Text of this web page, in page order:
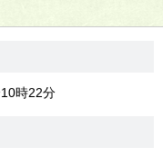
時22分